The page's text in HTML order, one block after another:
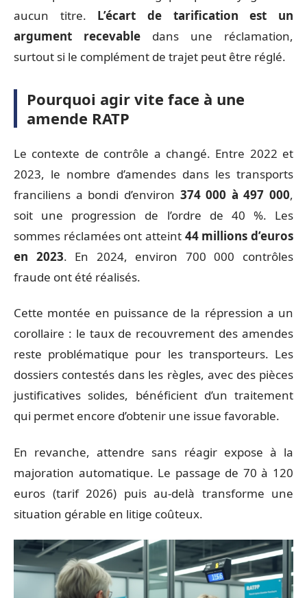
aucun titre. L’écart de tarification est un
argument recevable dans une réclamation,
surtout si le complément de trajet peut être réglé.
Pourquoi agir vite face à une
amende RATP
Le contexte de contrôle a changé. Entre 2022 et
2023, le nombre d’amendes dans les transports
franciliens a bondi d’environ 374 000 à 497 000,
soit une progression de l’ordre de 40 %. Les
sommes réclamées ont atteint 44 millions d’euros
en 2023. En 2024, environ 700 000 contrôles
fraude ont été réalisés.
Cette montée en puissance de la répression a un
corollaire : le taux de recouvrement des amendes
reste problématique pour les transporteurs. Les
dossiers contestés dans les règles, avec des pièces
justificatives solides, bénéficient d’un traitement
qui permet encore d’obtenir une issue favorable.
En revanche, attendre sans réagir expose à la
majoration automatique. Le passage de 70 à 120
euros (tarif 2026) puis au-delà transforme une
situation gérable en litige coûteux.